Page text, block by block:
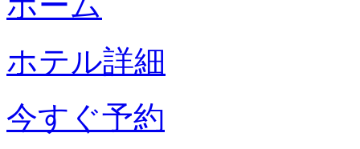
ホテル詳細
今すぐ予約